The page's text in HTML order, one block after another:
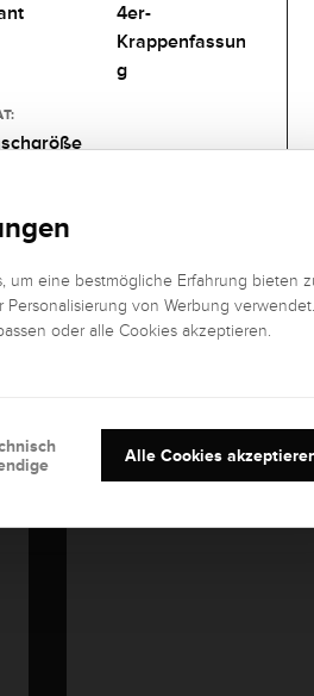
4er-
Krappenfassun
g
um eine bestmögliche Erfahrung bieten
von Werbung verwendet.
oder alle Cookies akzeptieren.
Alle Cookies